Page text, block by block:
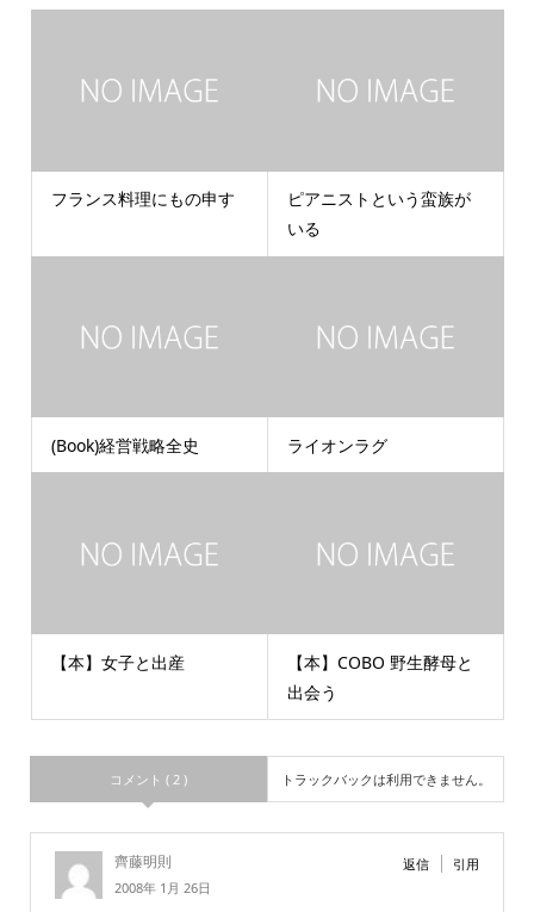
フランス料理にもの申す
ピアニストという蛮族が
いる
(Book)経営戦略全史 ライオンラグ
【本】女子と出産
【本】COBO 野生酵母と
出会う
コメント ( 2 ) トラックバックは利用できません。
齊藤明則
2008年 1月 26日
返信 引用